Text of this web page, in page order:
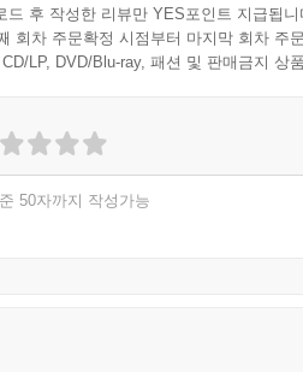
달려 핀다
아들만 같아서
울리는 소리
서 듣던 그 모음만 같아서
드 후 작성한 리뷰만 YES포인트 지급됩니
회차 주문확정 시점부터 마지막 회차 주
LP, DVD/Blu-ray, 패션 및 판매금지 상
50자까지 작성가능